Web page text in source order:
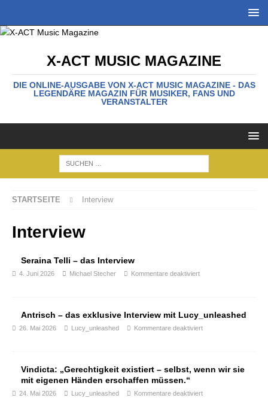
X-ACT MUSIC MAGAZINE
DIE ONLINE-AUSGABE VON X-ACT MUSIC MAGAZINE - DAS
LEGENDÄRE MAGAZIN FÜR MUSIKER, FANS UND
VERANSTALTER
STARTSEITE Interview
Interview
Seraina Telli – das Interview
4. Juni 2026 Michael Stecher Kommentare deaktiviert
Antrisch – das exklusive Interview mit Lucy_unleashed
26. Mai 2026 Lucy_unleashed Kommentare deaktiviert
Vindicta: „Gerechtigkeit existiert – selbst, wenn wir sie
mit eigenen Händen erschaffen müssen.“
24. Mai 2026 Lucy_unleashed Kommentare deaktiviert